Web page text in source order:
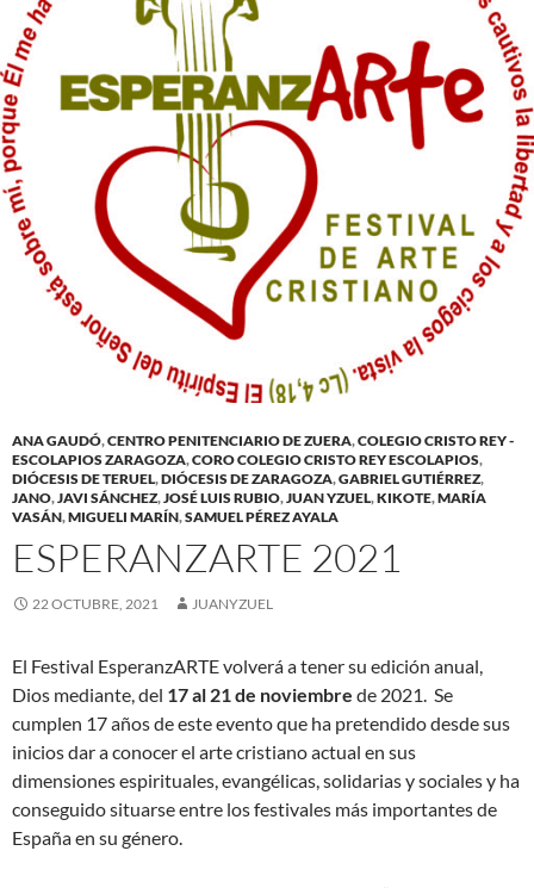
ANA GAUDÓ,CENTRO PENITENCIARIO DE ZUERA,COLEGIO CRISTO REY -
ESCOLAPIOS ZARAGOZA,CORO COLEGIO CRISTO REY ESCOLAPIOS,
DIÓCESIS DE TERUEL,DIÓCESIS DE ZARAGOZA,GABRIEL GUTIÉRREZ,
JANO,JAVI SÁNCHEZ,JOSÉ LUIS RUBIO,JUAN YZUEL,KIKOTE,MARÍA
VASÁN,MIGUELI MARÍN,SAMUEL PÉREZ AYALA
ESPERANZARTE 2021
22 OCTUBRE, 2021 JUANYZUEL
El Festival EsperanzARTE volverá a tener su edición anual,
Dios mediante, del 17 al 21 de noviembre de 2021. Se
cumplen 17 años de este evento que ha pretendido desde sus
inicios dar a conocer el arte cristiano actual en sus
dimensiones espirituales, evangélicas, solidarias y sociales y ha
conseguido situarse entre los festivales más importantes de
España en su género.